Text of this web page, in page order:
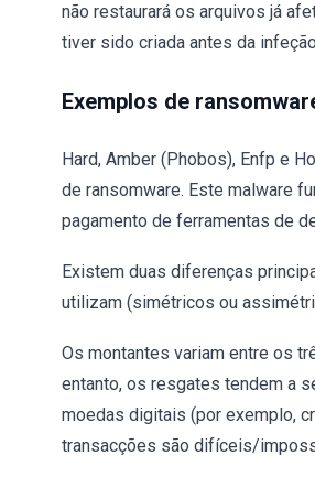
não restaurará os arquivos já
tiver sido criada antes da
Exemplos de
Hard, Amber (Phobos), Enfp e
de ransomware. Este malware
pagamento de ferramentas de
Existem duas diferenças
utilizam (simétricos ou
Os montantes variam entre os
entanto, os resgates tendem a
moedas digitais (por exemplo,
transacções são difíceis/